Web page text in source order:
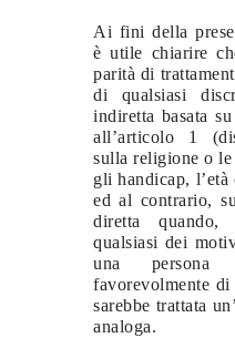
Ai fini della
è utile chiarire
parità di
di qualsiasi
indiretta basata
all’articolo 1
sulla religione o
gli handicap, l’età
ed al contrario,
diretta
qualsiasi dei
una
favorevolmente
sarebbe trattata
analoga.